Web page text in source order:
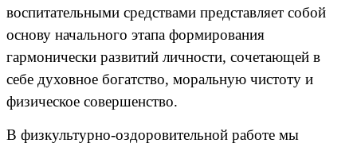
воспитательными средствами представляет собой
основу начального этапа формирования
гармонически развитий личности, сочетающей в
себе духовное богатство, моральную чистоту и
физическое совершенство.
В физкультурно-оздоровительной работе мы